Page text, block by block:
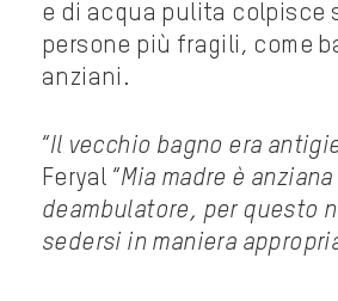
e di acqua pulita colpisce
persone più fragili, come
anziani.
“Il vecchio bagno era
Feryal “Mia madre è
deambulatore, per questo
sedersi in maniera